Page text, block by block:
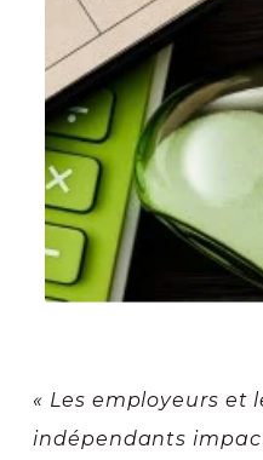
« Les employeurs et
indépendants